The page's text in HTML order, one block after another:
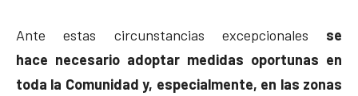
Ante estas circunstancias excepcionales se
hace necesario adoptar medidas oportunas en
toda la Comunidad y, especialmente, en las zonas